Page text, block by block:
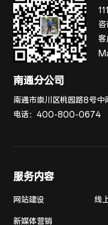
南通分公司
南通市崇川区桃园路8号中
电话：400-800-0674
服务内容
网站建设 线
新媒体营销